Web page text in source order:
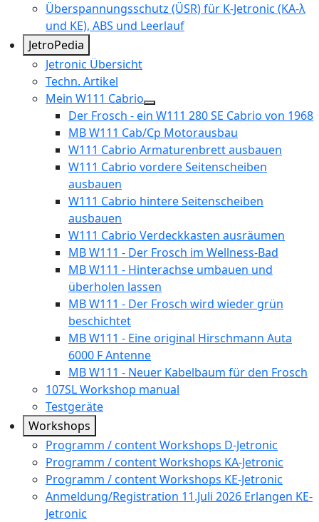
Überspannungsschutz (ÜSR) für K-Jetronic (KA-λ
und KE), ABS und Leerlauf
JetroPedia
Jetronic Übersicht
Techn. Artikel
Mein W111 Cabrio
Der Frosch - ein W111 280 SE Cabrio von 1968
MB W111 Cab/Cp Motorausbau
W111 Cabrio Armaturenbrett ausbauen
W111 Cabrio vordere Seitenscheiben
ausbauen
W111 Cabrio hintere Seitenscheiben
ausbauen
W111 Cabrio Verdeckkasten ausräumen
MB W111 - Der Frosch im Wellness-Bad
MB W111 - Hinterachse umbauen und
überholen lassen
MB W111 - Der Frosch wird wieder grün
beschichtet
MB W111 - Eine original Hirschmann Auta
6000 F Antenne
MB W111 - Neuer Kabelbaum für den Frosch
107SL Workshop manual
Testgeräte
Workshops
Programm / content Workshops D-Jetronic
Programm / content Workshops KA-Jetronic
Programm / content Workshops KE-Jetronic
Anmeldung/Registration 11.Juli 2026 Erlangen KE-
Jetronic